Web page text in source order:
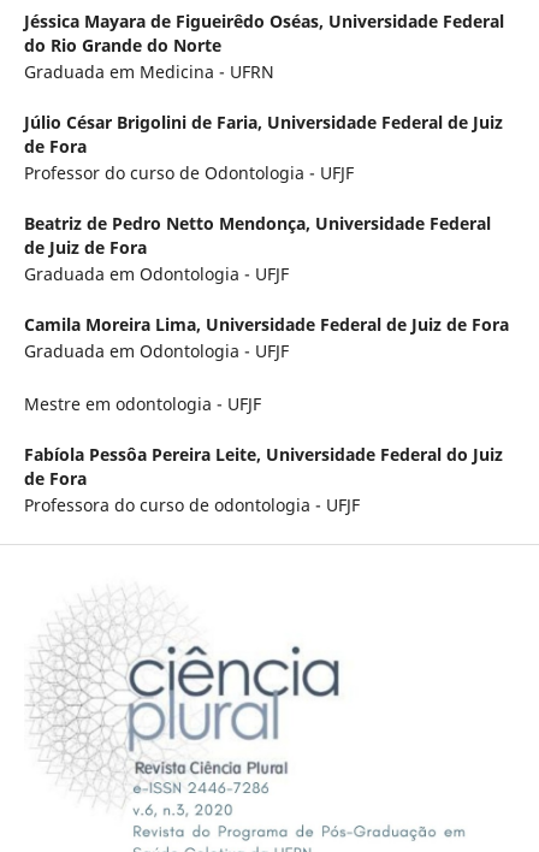
Jéssica Mayara de Figueirêdo Oséas, Universidade Federal
do Rio Grande do Norte
Graduada em Medicina - UFRN
Júlio César Brigolini de Faria, Universidade Federal de Juiz
de Fora
Professor do curso de Odontologia - UFJF
Beatriz de Pedro Netto Mendonça, Universidade Federal
de Juiz de Fora
Graduada em Odontologia - UFJF
Camila Moreira Lima, Universidade Federal de Juiz de Fora
Graduada em Odontologia - UFJF
Mestre em odontologia - UFJF
Fabíola Pessôa Pereira Leite, Universidade Federal do Juiz
de Fora
Professora do curso de odontologia - UFJF